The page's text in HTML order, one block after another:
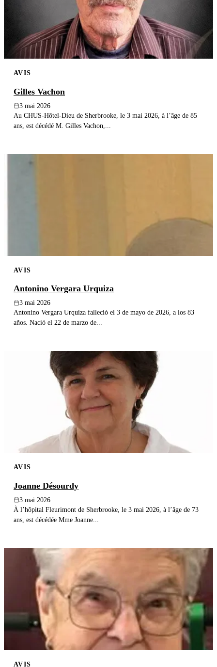
AVIS
Gilles Vachon
3 mai 2026
Au CHUS-Hôtel-Dieu de Sherbrooke, le 3 mai 2026, à l’âge de 85
ans, est décédé M. Gilles Vachon,...
AVIS
Antonino Vergara Urquiza
3 mai 2026
Antonino Vergara Urquiza falleció el 3 de mayo de 2026, a los 83
años. Nació el 22 de marzo de...
AVIS
Joanne Désourdy
3 mai 2026
À l’hôpital Fleurimont de Sherbrooke, le 3 mai 2026, à l’âge de 73
ans, est décédée Mme Joanne...
AVIS